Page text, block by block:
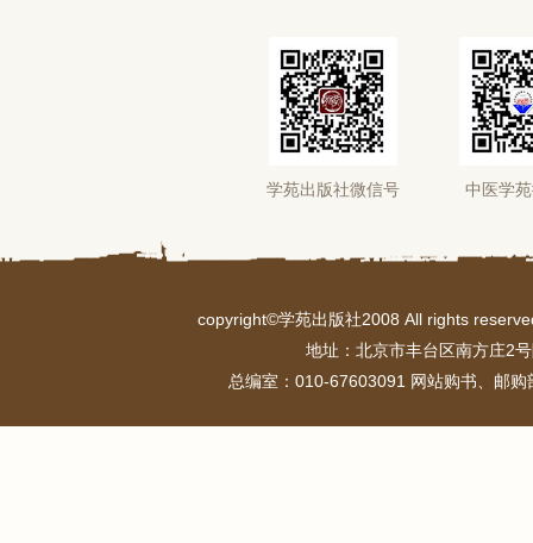
学苑出版社微信号 中医学
copyright©学苑出版社2008 All rights
地址：北京市丰台区南方庄2
总编室：010-67603091 网站购书、邮